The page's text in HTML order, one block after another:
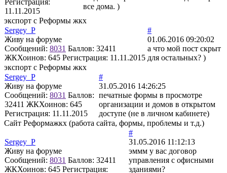
11.11.2015
все дома. )
экспорт с Реформы жкх
Sergey_P
Живу на форуме
Сообщений: 8031 Баллов: 32411
ЖКХоинов: 645 Регистрация: 11.11.2015
#
01.06.2016 09:20:02
а что мой пост скрыт
для остальных? )
экспорт с Реформы жкх
Sergey_P
Живу на форуме
Сообщений: 8031 Баллов:
32411 ЖКХоинов: 645
Регистрация: 11.11.2015
#
31.05.2016 14:26:25
печатные формы в просмотре
организации и домов в открытом
доступе (не в личном кабинете)
Сайт Реформажкх (работа сайта, формы, проблемы и т.д.)
Sergey_P
Живу на форуме
Сообщений: 8031 Баллов: 32411
ЖКХоинов: 645 Регистрация:
#
31.05.2016 11:12:13
эммм у вас договор
управления с офисными
зданиями?